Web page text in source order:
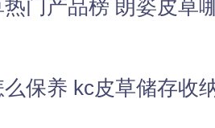
门产品榜 朗姿皮草
保养 kc皮草储存收